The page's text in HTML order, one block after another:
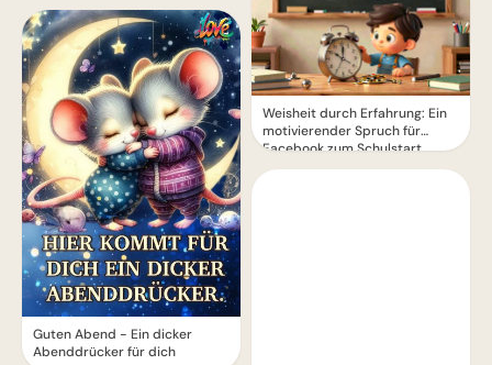
Guten Abend - Ein dicker
Abenddrücker für dich
Weisheit durch Erfahrung: Ein
motivierender Spruch für
Facebook zum Schulstart.